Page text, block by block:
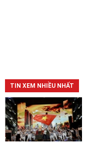
TIN XEM NHIỀU NHẤT